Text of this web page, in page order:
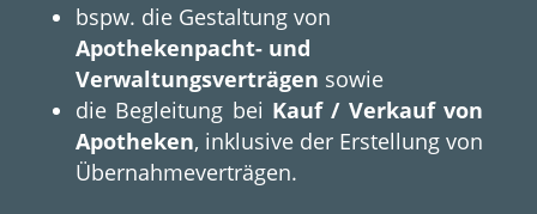
bspw. die Gestaltung von
Apothekenpacht- und
Verwaltungsverträgen sowie
die Begleitung bei Kauf / Verkauf von
Apotheken, inklusive der Erstellung von
Übernahmeverträgen.